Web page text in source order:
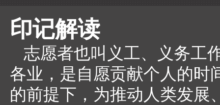
印记解读
志愿者也叫义工、义务工
各业，是自愿贡献个人的时
的前提下，为推动人类发展